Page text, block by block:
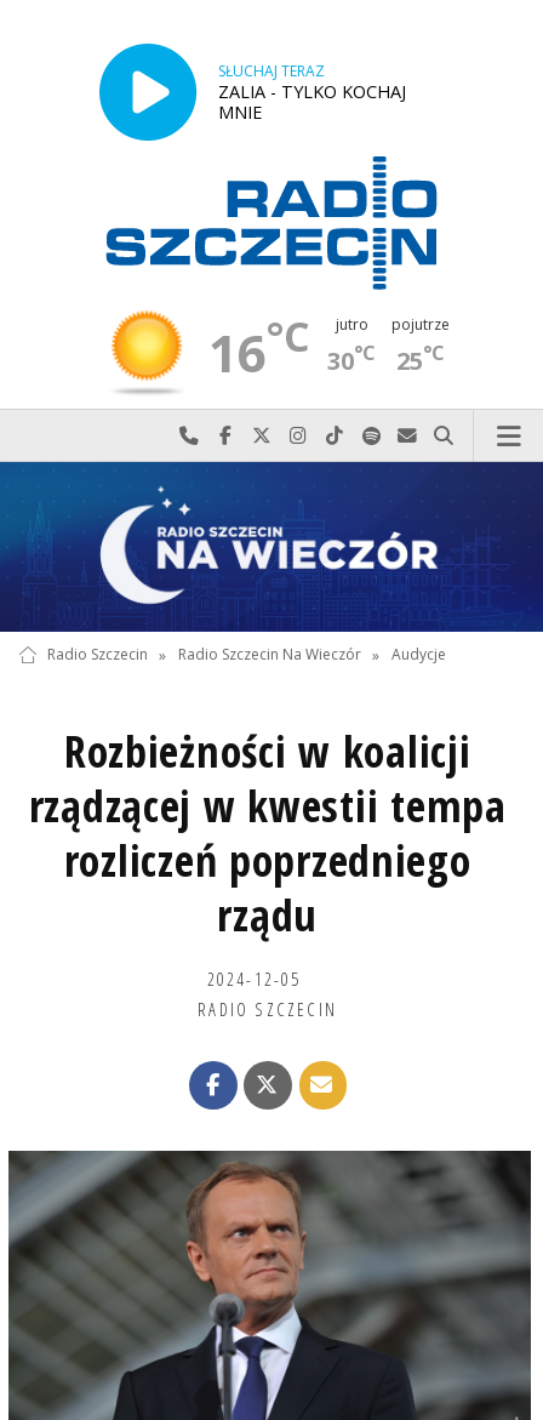
SŁUCHAJ TERAZ
ZALIA - TYLKO KOCHAJ
MNIE
16°C jutro
30°C
pojutrze
25°C
Najlepiej po prostu do nas zadzwoń
Odwiedź nas na Facebook-u
Odwiedź nas na X
Odwiedź nas na Instagram-ie
Odwiedź nas na TikTok-u
Szukaj nas na Spotify
Wyślij do nas
Szukaj
Radio Szczecin » Radio Szczecin Na Wieczór » Audycje
Rozbieżności w koalicji
rządzącej w kwestii tempa
rozliczeń poprzedniego
rządu
2024-12-05
RADIO SZCZECIN